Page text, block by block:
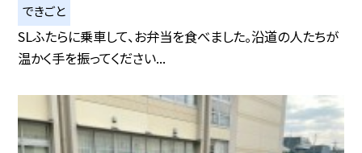
できごと
SLふたらに乗車して、お弁当を食べました。沿道の人たちが
温かく手を振ってください...